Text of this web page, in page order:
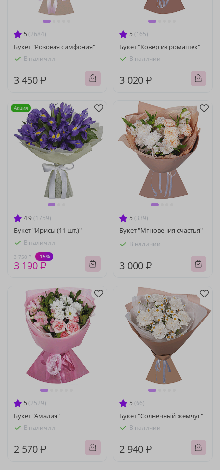
5 (2684)
Букет "Розовая симфония"
В наличии
3 450 ₽
5 (165)
Букет "Ковер из ромашек"
В наличии
3 020 ₽
4.9 (1759)
Букет "Ирисы (11 шт.)"
В наличии
3 750 ₽ -15%
3 190 ₽
Акция
5 (339)
Букет "Мгновения счастья"
В наличии
3 000 ₽
5 (2529)
Букет "Амалия"
В наличии
2 570 ₽
5 (66)
Букет "Солнечный жемчуг"
В наличии
2 940 ₽